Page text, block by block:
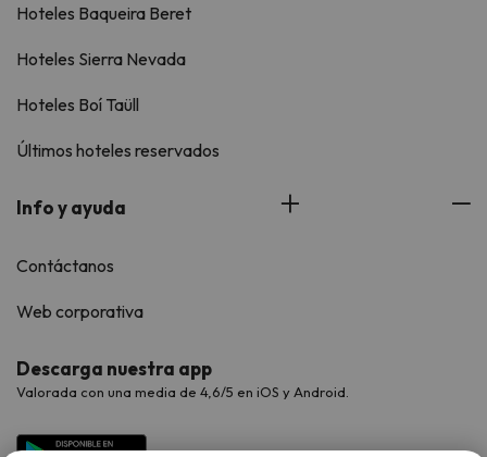
Hoteles Baqueira Beret
Hoteles Sierra Nevada
Hoteles Boí Taüll
Últimos hoteles reservados
Info y ayuda
Contáctanos
Web corporativa
Descarga nuestra app
Valorada con una media de 4,6/5 en iOS y Android.